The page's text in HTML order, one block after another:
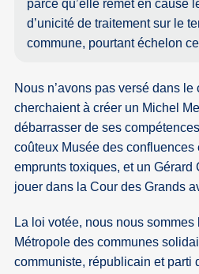
parce qu’elle remet en cause
d’unicité de traitement sur le
commune, pourtant échelon
Nous n’avons pas versé dans
cherchaient à créer un Michel
débarrasser de ses
coûteux Musée des confluences
emprunts toxiques, et un Gérard
jouer dans la Cour des Grands
La loi votée, nous nous sommes
Métropole des communes
communiste, républicain et parti